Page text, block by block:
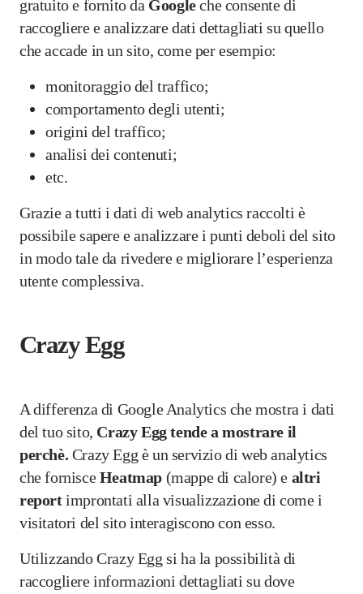
gratuito e fornito da Googleche consente di
raccogliere e analizzare dati dettagliati su quello
che accade in un sito, come per esempio:
monitoraggio del traffico;
comportamento degli utenti;
origini del traffico;
analisi dei contenuti;
etc.
Grazie a tutti i dati di web analytics raccolti è
possibile sapere e analizzare i punti deboli del sito
in modo tale da rivedere e migliorare l’esperienza
utente complessiva.
Crazy Egg
A differenza di Google Analytics che mostra i dati
del tuo sito, Crazy Egg tende a mostrare il
perchè. Crazy Egg è un servizio di web analytics
che fornisceHeatmap (mappe di calore) e altri
reportimprontati alla visualizzazione di come i
visitatori del sito interagiscono con esso.
Utilizzando Crazy Egg si ha la possibilità di
raccogliere informazioni dettagliati su dove